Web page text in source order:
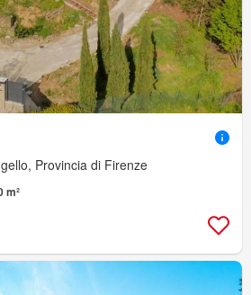
Provincia di Firenze
m²